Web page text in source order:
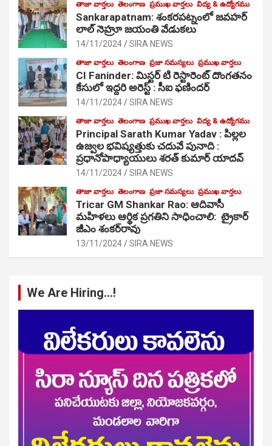
తాజా వార్తలు తెలంగాణ ప్రముఖ వార్తలు విద్య & ఉద్యోగము
Sankarapatnam: శంకరపట్నంలో జవహర్
లాల్ నెహ్రూ జయంతి వేడుకలు
14/11/2024 SIRA NEWS
తాజా వార్తలు తెలంగాణ ప్రజా సమస్యలు ప్రముఖ వార్తలు
CI Faninder: మిస్టర్ టి రెస్టారెంట్ దొంగతనం
కేసులో ఇద్దరి అరెస్ట్ : సీఐ ఫణిందర్
14/11/2024 SIRA NEWS
తాజా వార్తలు తెలంగాణ ప్రముఖ వార్తలు విద్య & ఉద్యోగము
Principal Sarath Kumar Yadav : పిల్లల
ఉజ్వల భవిష్యత్తుకు చదువే పునాది :
ప్రధానోపాధ్యాయులు శరత్ కుమార్ యాదవ్
14/11/2024 SIRA NEWS
తాజా వార్తలు తెలంగాణ ప్రజా సమస్యలు ప్రముఖ వార్తలు
Tricar GM Shankar Rao: ఆదివాసీ
మహిళలు ఆర్థిక ప్రగతిని సాధించాలి: ట్రైకార్
జీఎం శంకర్‌రావు
13/11/2024 SIRA NEWS
We Are Hiring…!